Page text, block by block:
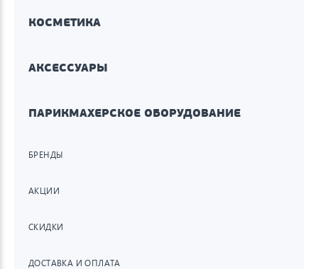
КОСМЕТИКА
АКСЕССУАРЫ
ПАРИКМАХЕРСКОЕ ОБОРУДОВАНИЕ
БРЕНДЫ
АКЦИИ
СКИДКИ
ДОСТАВКА И ОПЛАТА